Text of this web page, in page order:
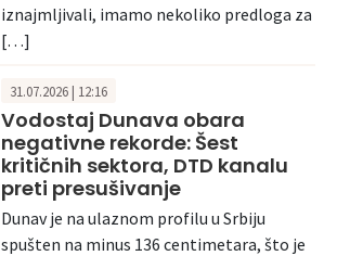
iznajmljivali, imamo nekoliko predloga za
[…]
31.07.2026 | 12:16
Vodostaj Dunava obara
negativne rekorde: Šest
kritičnih sektora, DTD kanalu
preti presušivanje
Dunav je na ulaznom profilu u Srbiju
spušten na minus 136 centimetara, što je